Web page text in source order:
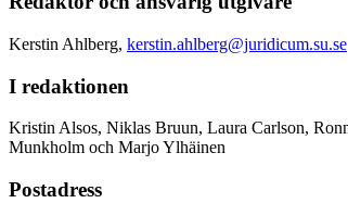
Kerstin Ahlberg, kerstin.ahlberg@juridicum.su.se
I redaktionen
Kristin Alsos, Niklas Bruun, Laura Carlson,
Munkholm och Marjo Ylhäinen
Postadress